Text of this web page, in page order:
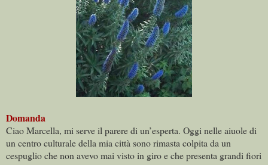
Domanda
Ciao Marcella, mi serve il parere di un’esperta. Oggi nelle aiuole di
un centro culturale della mia città sono rimasta colpita da un
cespuglio che non avevo mai visto in giro e che presenta grandi fiori